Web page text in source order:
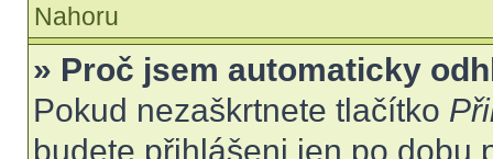
Nahoru
» Proč jsem automaticky
Pokud nezaškrtnete tlačítko
budete přihlášeni jen po dobu